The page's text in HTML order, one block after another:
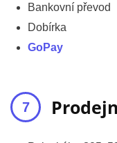
Bankovní převod
Dobírka
GoPay